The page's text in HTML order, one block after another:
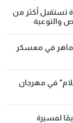
تستقبل أكثر من
ماهر في معسكر
في مهرجان
لمسيرة